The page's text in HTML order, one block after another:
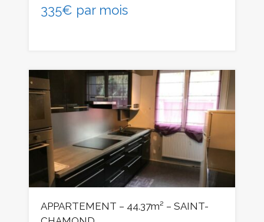
335€ par mois
APPARTEMENT – 44.37m² – SAINT-